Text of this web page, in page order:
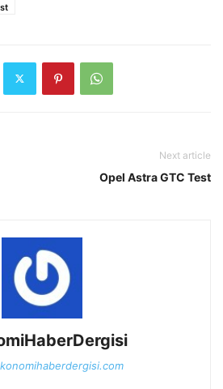
Next article
Opel Astra GTC Test